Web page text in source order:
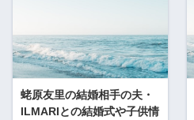
蛯原友里の結婚相手の夫・
ILMARIとの結婚式や子供情